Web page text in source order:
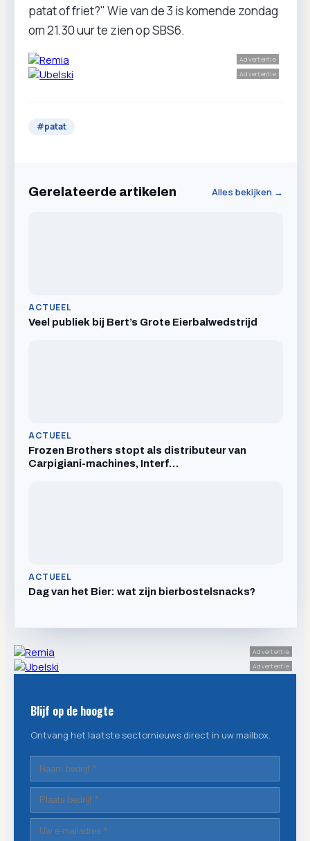
patat of friet?" Wie van de 3 is komende zondag
om 21.30 uur te zien op SBS6.
Advertentie
Advertentie
#patat
Gerelateerde artikelen Alles bekijken →
ACTUEEL
Veel publiek bij Bert’s Grote Eierbalwedstrijd
ACTUEEL
Frozen Brothers stopt als distributeur van
Carpigiani-machines, Interf…
ACTUEEL
Dag van het Bier: wat zijn bierbostelsnacks?
Advertentie
Advertentie
Blijf op de hoogte
Ontvang het laatste sectornieuws direct in uw mailbox.